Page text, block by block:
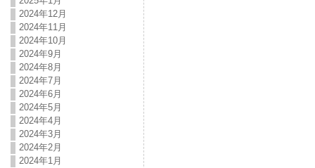
2024年12月
2024年11月
2024年10月
2024年9月
2024年8月
2024年7月
2024年6月
2024年5月
2024年4月
2024年3月
2024年2月
2024年1月